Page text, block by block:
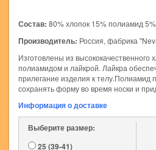
Состав: 80% хлопок 15% полиамид
Производитель: Россия, фабрика
Изготовлены из высококачественного
полиамидом и лайкрой. Лайкра
прилегание изделия к телу.Полиамид
сохранять форму во время носки и
Информация о доставке
Выберите размер:
25 (39-41)